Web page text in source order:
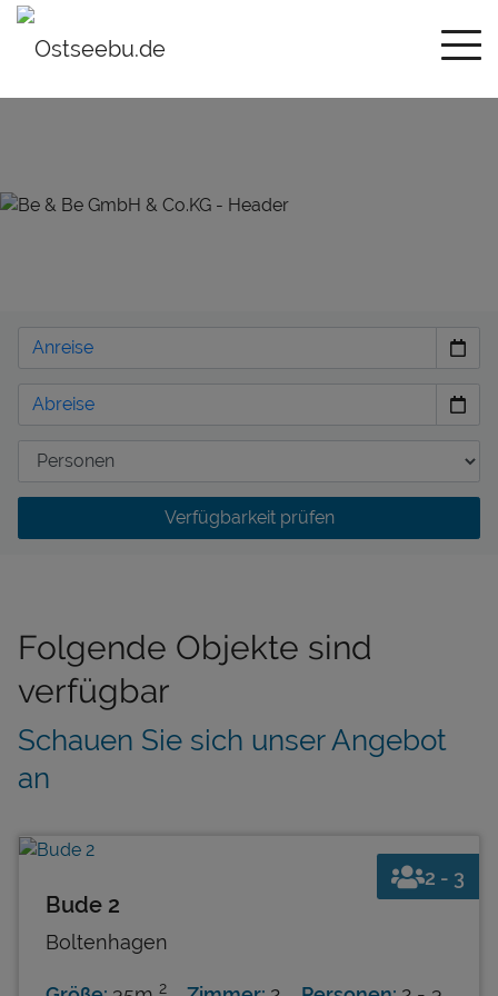
Verfügbarkeit prüfen
Folgende Objekte sind
verfügbar
Schauen Sie sich unser Angebot
an
Bude 2
Boltenhagen
2
2 - 3